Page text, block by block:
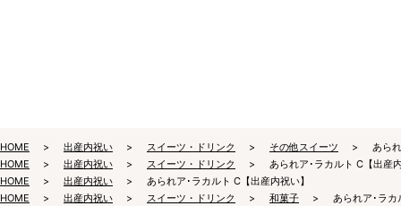
HOME 出産内祝い スイーツ・ドリンク その他スイーツ
あら
HOME
出産内祝い スイーツ・ドリンク
あられア･ラカルト C【出産
HOME
出産内祝い
あられア･ラカルト C【出産内祝い】
HOME
出産内祝い スイーツ・ドリンク 和菓子 あられア･ラカ